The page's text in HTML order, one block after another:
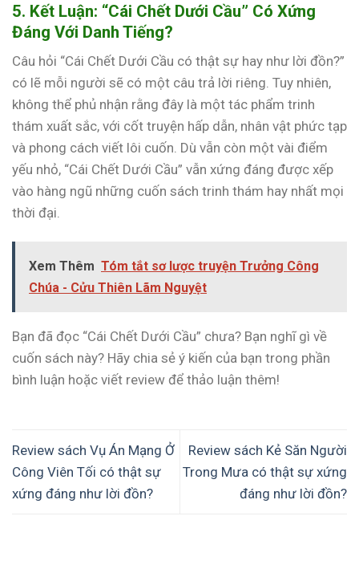
5. Kết Luận: “Cái Chết Dưới Cầu” Có Xứng
Đáng Với Danh Tiếng?
Câu hỏi “Cái Chết Dưới Cầu có thật sự hay như lời đồn?”
có lẽ mỗi người sẽ có một câu trả lời riêng. Tuy nhiên,
không thể phủ nhận rằng đây là một tác phẩm trinh
thám xuất sắc, với cốt truyện hấp dẫn, nhân vật phức tạp
và phong cách viết lôi cuốn. Dù vẫn còn một vài điểm
yếu nhỏ, “Cái Chết Dưới Cầu” vẫn xứng đáng được xếp
vào hàng ngũ những cuốn sách trinh thám hay nhất mọi
thời đại.
Xem Thêm Tóm tắt sơ lược truyện Trưởng Công
Chúa - Cửu Thiên Lãm Nguyệt
Bạn đã đọc “Cái Chết Dưới Cầu” chưa? Bạn nghĩ gì về
cuốn sách này? Hãy chia sẻ ý kiến của bạn trong phần
bình luận hoặc viết review để thảo luận thêm!
Review sách Vụ Án Mạng Ở
Công Viên Tối có thật sự
xứng đáng như lời đồn?
Review sách Kẻ Săn Người
Trong Mưa có thật sự xứng
đáng như lời đồn?